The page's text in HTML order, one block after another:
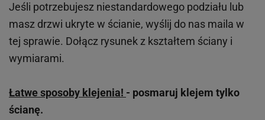
Jeśli potrzebujesz niestandardowego podziału lub
masz drzwi ukryte w ścianie, wyślij do nas maila w
tej sprawie. Dołącz rysunek z kształtem ściany i
wymiarami.
Łatwe sposoby klejenia! - posmaruj klejem tylko
ścianę.